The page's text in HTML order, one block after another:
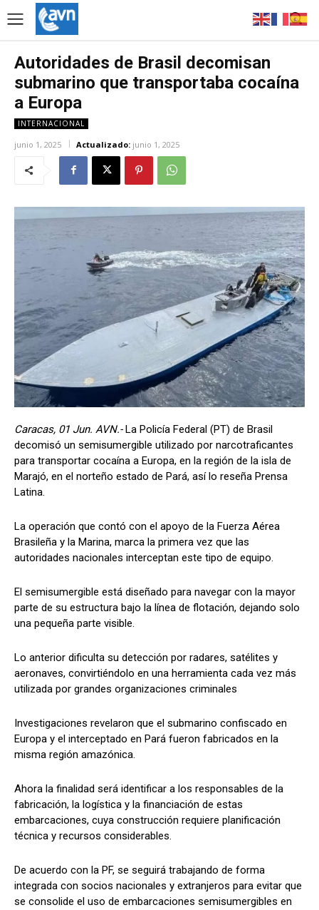
Autoridades de Brasil decomisan
submarino que transportaba cocaína
a Europa
INTERNACIONAL
junio 1, 2025 Actualizado: junio 1, 2025
Caracas, 01 Jun. AVN.-La Policía Federal (PT) de Brasil
decomisó un semisumergible utilizado por narcotraficantes
para transportar cocaína a Europa, en la región de la isla de
Marajó, en el norteño estado de Pará, así lo reseña Prensa
Latina.
La operación que contó con el apoyo de la Fuerza Aérea
Brasileña y la Marina, marca la primera vez que las
autoridades nacionales interceptan este tipo de equipo.
El semisumergible está diseñado para navegar con la mayor
parte de su estructura bajo la línea de flotación, dejando solo
una pequeña parte visible.
Lo anterior dificulta su detección por radares, satélites y
aeronaves, convirtiéndolo en una herramienta cada vez más
utilizada por grandes organizaciones criminales
Investigaciones revelaron que el submarino confiscado en
Europa y el interceptado en Pará fueron fabricados en la
misma región amazónica.
Ahora la finalidad será identificar a los responsables de la
fabricación, la logística y la financiación de estas
embarcaciones, cuya construcción requiere planificación
técnica y recursos considerables.
De acuerdo con la PF, se seguirá trabajando de forma
integrada con socios nacionales y extranjeros para evitar que
se consolide el uso de embarcaciones semisumergibles en